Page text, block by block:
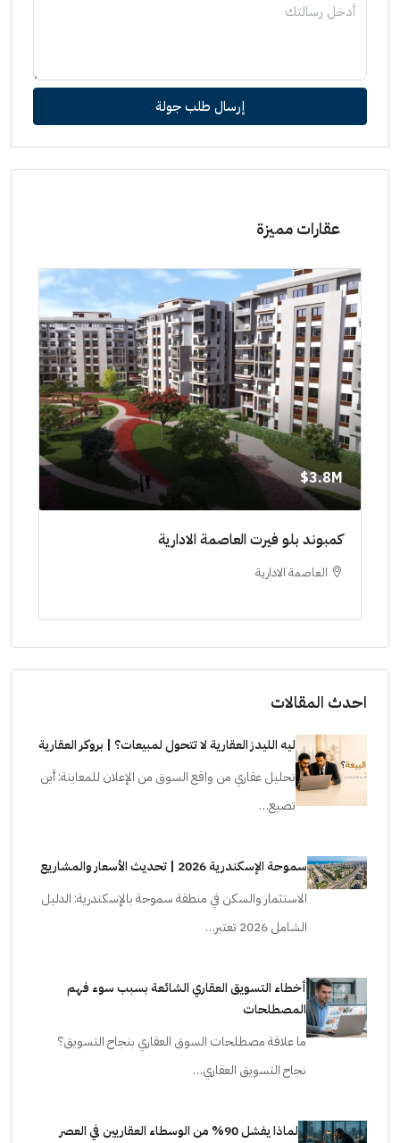
إرسال طلب جولة
عقارات مميزة
3.8M$
كمبوند بلو فيرت العاصمة الادارية
العاصمة الادارية
احدث المقالات
ليه الليدز العقارية لا تتحول لمبيعات؟ | بروكر العقارية
تحليل عقاري من واقع السوق من الإعلان للمعاينة: أين
تضيع…
سموحة الإسكندرية 2026 | تحديث الأسعار والمشاريع
الاستثمار والسكن في منطقة سموحة بالإسكندرية: الدليل
الشامل 2026 تعتبر…
أخطاء التسويق العقاري الشائعة بسبب سوء فهم
المصطلحات
ما علاقة مصطلحات السوق العقاري بنجاح التسويق؟
نجاح التسويق العقاري…
لماذا يفشل 90% من الوسطاء العقاريين في العصر